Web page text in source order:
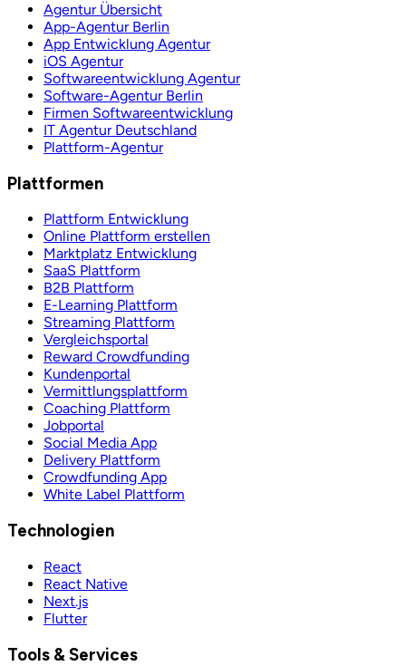
Agentur Übersicht
App-Agentur Berlin
App Entwicklung Agentur
iOS Agentur
Softwareentwicklung Agentur
Software-Agentur Berlin
Firmen Softwareentwicklung
IT Agentur Deutschland
Plattform-Agentur
Plattformen
Plattform Entwicklung
Online Plattform erstellen
Marktplatz Entwicklung
SaaS Plattform
B2B Plattform
E-Learning Plattform
Streaming Plattform
Vergleichsportal
Reward Crowdfunding
Kundenportal
Vermittlungsplattform
Coaching Plattform
Jobportal
Social Media App
Delivery Plattform
Crowdfunding App
White Label Plattform
Technologien
React
React Native
Next.js
Flutter
Tools & Services